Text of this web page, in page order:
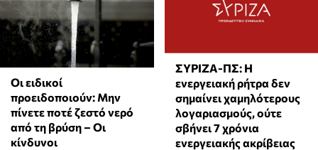
Οι ειδικοί
προειδοποιούν: Μην
πίνετε ποτέ ζεστό νερό
από τη βρύση – Οι
κίνδυνοι
ΣΥΡΙΖΑ-ΠΣ: Η
ενεργειακή ρήτρα δεν
σημαίνει χαμηλότερους
λογαριασμούς, ούτε
σβήνει 7 χρόνια
ενεργειακής ακρίβειας